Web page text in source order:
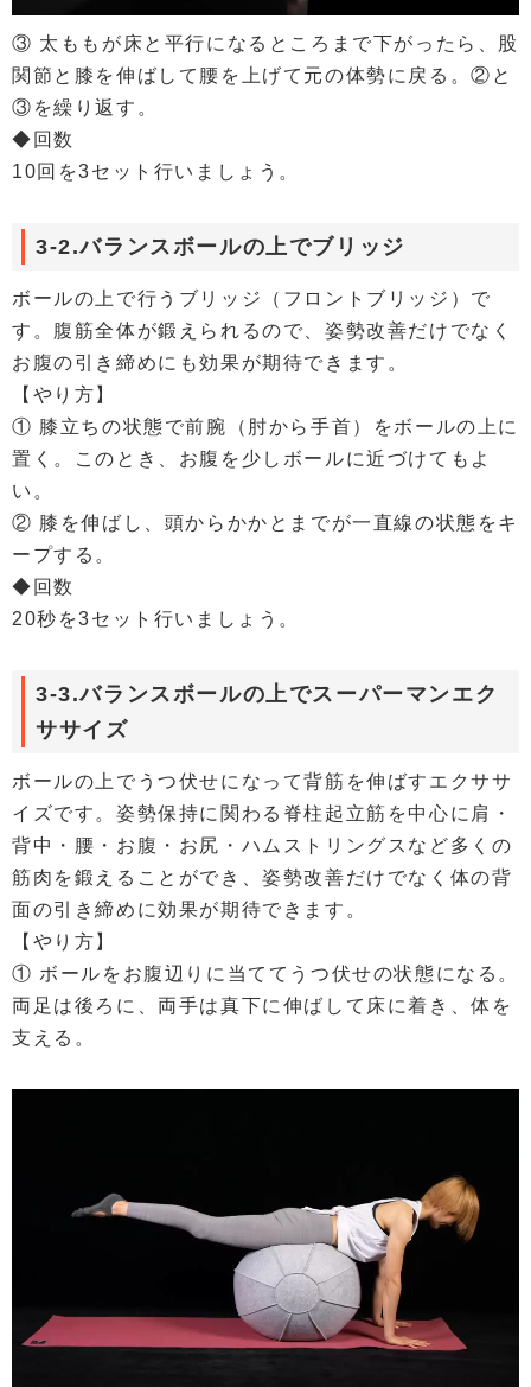
③ 太ももが床と平行になるところまで下がったら、股
関節と膝を伸ばして腰を上げて元の体勢に戻る。②と
③を繰り返す。
◆回数
10回を3セット行いましょう。
3-2.バランスボールの上でブリッジ
ボールの上で行うブリッジ（フロントブリッジ）で
す。腹筋全体が鍛えられるので、姿勢改善だけでなく
お腹の引き締めにも効果が期待できます。
【やり方】
① 膝立ちの状態で前腕（肘から手首）をボールの上に
置く。このとき、お腹を少しボールに近づけてもよ
い。
② 膝を伸ばし、頭からかかとまでが一直線の状態をキ
ープする。
◆回数
20秒を3セット行いましょう。
3-3.バランスボールの上でスーパーマンエク
ササイズ
ボールの上でうつ伏せになって背筋を伸ばすエクササ
イズです。姿勢保持に関わる脊柱起立筋を中心に肩・
背中・腰・お腹・お尻・ハムストリングスなど多くの
筋肉を鍛えることができ、姿勢改善だけでなく体の背
面の引き締めに効果が期待できます。
【やり方】
① ボールをお腹辺りに当ててうつ伏せの状態になる。
両足は後ろに、両手は真下に伸ばして床に着き、体を
支える。